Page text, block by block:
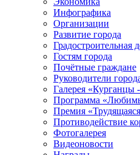
Инфографика
Организации
Развитие города
Градостроительная
Гостям города
Почётные граждане
Руководители
Галерея «Курганцы
Программа
Премия
Противодействие
Фотогалерея
Видеоновости